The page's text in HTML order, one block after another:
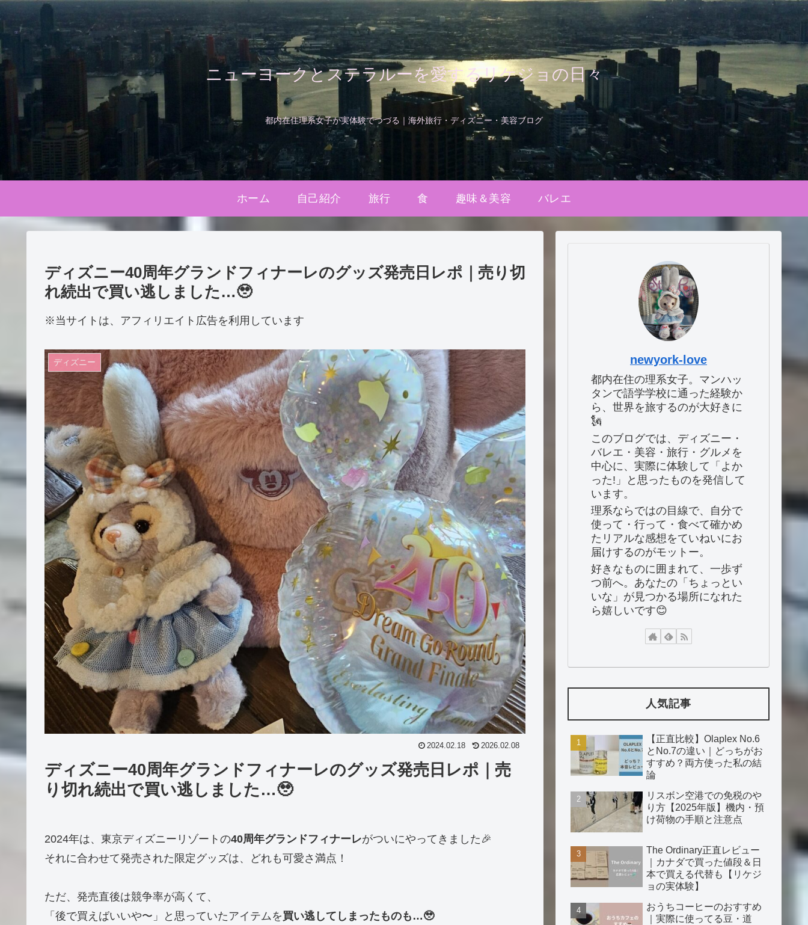
ニューヨークとステラルーを愛するリケジョの日々
都内在住理系女子が実体験でつづる｜海外旅行・ディズニー・美容ブログ
ホーム 自己紹介 旅行 食 趣味＆美容 バレエ
ディズニー40周年グランドフィナーレのグッズ発売日レポ｜売り切
れ続出で買い逃しました…🥹
※当サイトは、アフィリエイト広告を利用しています
ディズニー
2024.02.18 2026.02.08
ディズニー40周年グランドフィナーレのグッズ発売日レポ｜売
り切れ続出で買い逃しました…🥹
2024年は、東京ディズニーリゾートの40周年グランドフィナーレがついにやってきました🎉
それに合わせて発売された限定グッズは、どれも可愛さ満点！
ただ、発売直後は競争率が高くて、
「後で買えばいいや〜」と思っていたアイテムを買い逃してしまったものも…🥹
newyork-love
都内在住の理系女子。マンハッ
タンで語学学校に通った経験か
ら、世界を旅するのが大好きに
🗽
このブログでは、ディズニー・
バレエ・美容・旅行・グルメを
中心に、実際に体験して「よか
った!」と思ったものを発信して
います。
理系ならではの目線で、自分で
使って・行って・食べて確かめ
たリアルな感想をていねいにお
届けするのがモットー。
好きなものに囲まれて、一歩ず
つ前へ。あなたの「ちょっとい
いな」が見つかる場所になれた
ら嬉しいです😊
人気記事
【正直比較】Olaplex No.6
とNo.7の違い｜どっちがお
すすめ？両方使った私の結
論
リスボン空港での免税のや
り方【2025年版】機内・預
け荷物の手順と注意点
The Ordinary正直レビュー
｜カナダで買った値段＆日
本で買える代替も【リケジ
ョの実体験】
おうちコーヒーのおすすめ
｜実際に使ってる豆・道